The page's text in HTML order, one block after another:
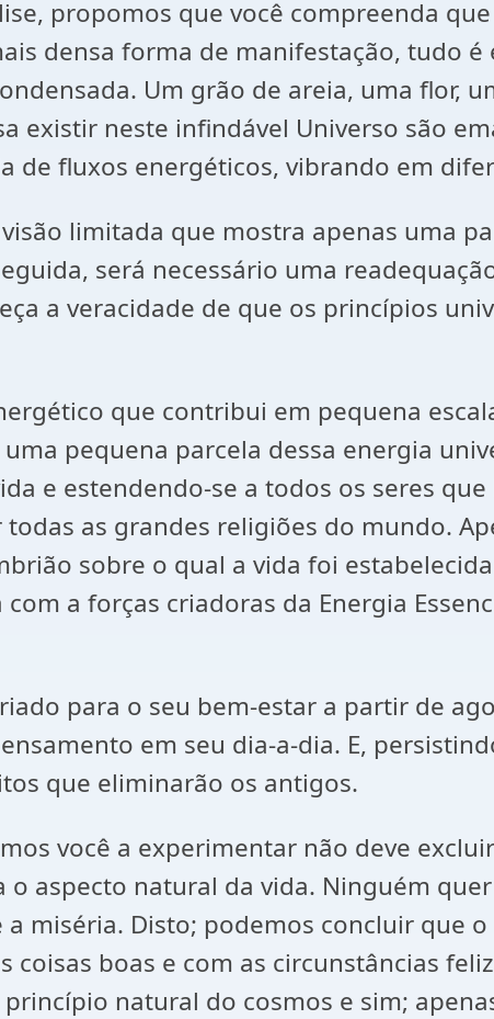
propomos que você compreenda
densa forma de manifestação, tudo
Um grão de areia, uma flor,
existir neste infindável Universo são
de fluxos energéticos, vibrando em
limitada que mostra apenas uma
será necessário uma
a veracidade de que os princípios
que contribui em pequena
pequena parcela dessa energia
e estendendo-se a todos os seres
as grandes religiões do mundo.
sobre o qual a vida foi
a forças criadoras da Energia
para o seu bem-estar a partir de
em seu dia-a-dia. E,
que eliminarão os antigos.
você a experimentar não deve
aspecto natural da vida. Ninguém
miséria. Disto; podemos concluir que
coisas boas e com as circunstâncias
natural do cosmos e sim;